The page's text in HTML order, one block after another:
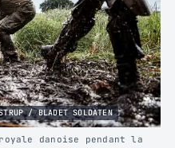
/ BLADET SOLDATEN
danoise pendant la